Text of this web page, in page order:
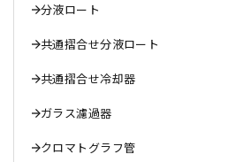
分液ロート
共通摺合せ分液ロート
共通摺合せ冷却器
ガラス濾過器
クロマトグラフ管